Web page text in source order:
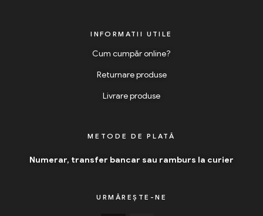
INFORMATII UTILE
Cum cumpăr online?
Returnare produse
Livrare produse
METODE DE PLATĂ
Numerar, transfer bancar sau ramburs la curier
URMĂREȘTE-NE